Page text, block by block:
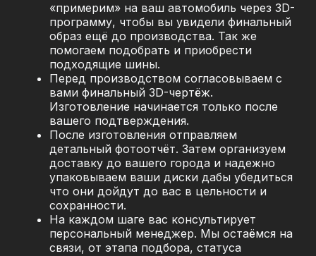
«примерим» на ваш автомобиль через 3D-
программу, чтобы вы увидели финальный
образ ещё до производства. Так же
помогаем подобрать и приобрести
подходящие шины.
Перед производством согласовываем с
вами финальный 3D-чертёж.
Изготовление начинается только после
вашего подтверждения.
После изготовления отправляем
детальный фотоотчёт. Затем организуем
доставку до вашего города и надежно
упаковываем ваши диски дабы убедиться
что они дойдут до вас в цельности и
сохранности.
На каждом шаге вас консультирует
персональный менеджер. Мы остаёмся на
связи, от этапа подбора, статуса